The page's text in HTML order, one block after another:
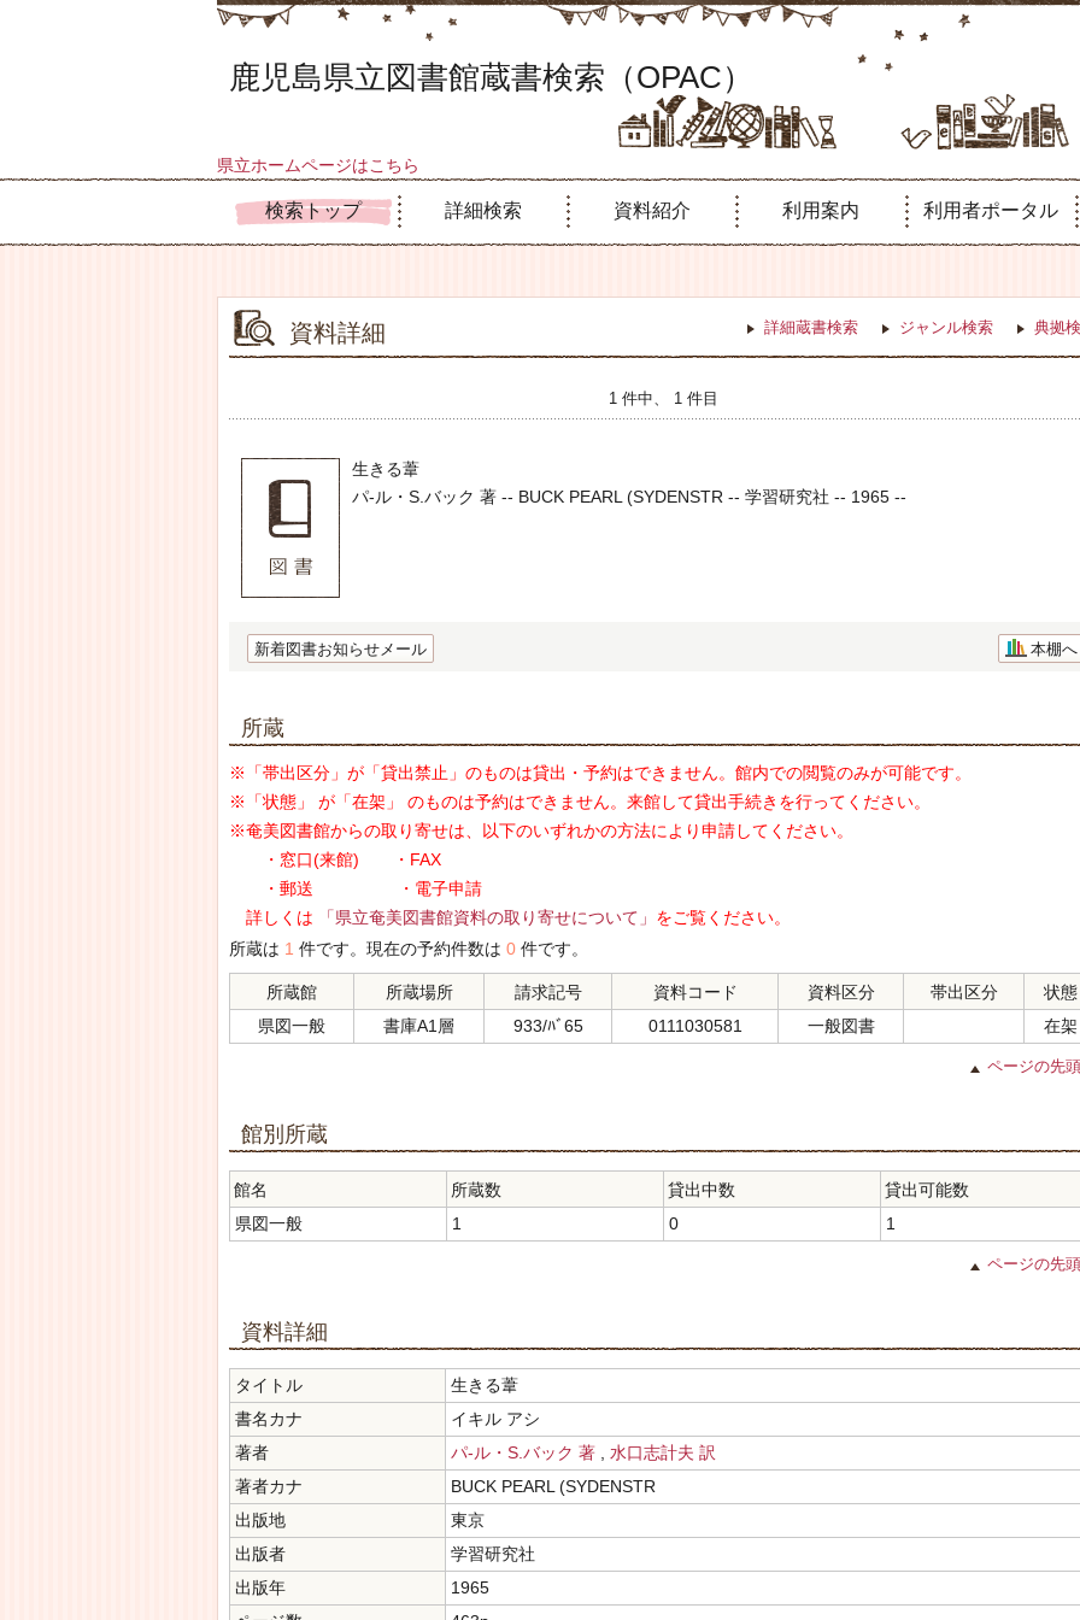
鹿児島県立図書館蔵書検索（OPAC）
県立ホームページはこちら
検索トップ 詳細検索 資料紹介 利用案内 利用者ポータル
資料詳細 詳細蔵書検索 ジャンル検索 典拠
1 件中、 1 件目
生きる葦
パ-ル・S.バック 著 -- BUCK PEARL (SYDENSTR -- 学習研究社 -- 1965 --
新着図書お知らせメール 本棚へ
所蔵
※「帯出区分」が「貸出禁止」のものは貸出・予約はできません。館内での閲覧のみが可能です。
※「状態」 が「在架」 のものは予約はできません。来館して貸出手続きを行ってください。
※奄美図書館からの取り寄せは、以下のいずれかの方法により申請してください。
・窓口(来館) ・FAX
・郵送 ・電子申請
詳しくは
「県立奄美図書館資料の取り寄せについて」 をご覧ください。
所蔵は 1 件です。現在の予約件数は 0 件です。
所蔵館 所蔵場所 請求記号 資料コード 資料区分 帯出区分
状態
県図一般
書庫A1層 933/ﾊﾞ65 0111030581 一般図書 在架
ページの先
館別所蔵
館名 所蔵数 貸出中数
貸出可能数
県図一般
1 0 1
ページの先
資料詳細
タイトル
生きる葦
書名カナ
イキル アシ
著者
パ-ル・S.バック 著
水口志計夫 訳
著者カナ
BUCK PEARL (SYDENSTR
出版地
東京
出版者
学習研究社
出版年
1965